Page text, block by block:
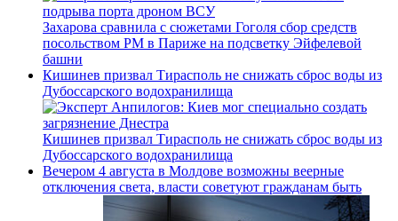
Захарова сравнила с сюжетами Гоголя сбор средств
посольством РМ в Париже на подсветку Эйфелевой
башни
Кишинев призвал Тирасполь не снижать сброс воды из
Дубоссарского водохранилища
Кишинев призвал Тирасполь не снижать сброс воды из
Дубоссарского водохранилища
Вечером 4 августа в Молдове возможны веерные
отключения света, власти советуют гражданам быть